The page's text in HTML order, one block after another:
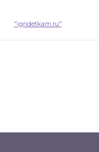
"igridetkam.ru"